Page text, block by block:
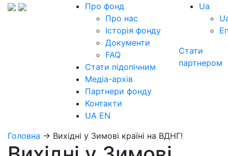
Про фонд
Про нас
Історія фонду
Документи
FAQ
Стати підопічним
Медіа-архів
Партнери фонду
Контакти
UA EN
Ua
Стати
партнером
Головна → Вихідні у Зимові країні на ВДНГ!